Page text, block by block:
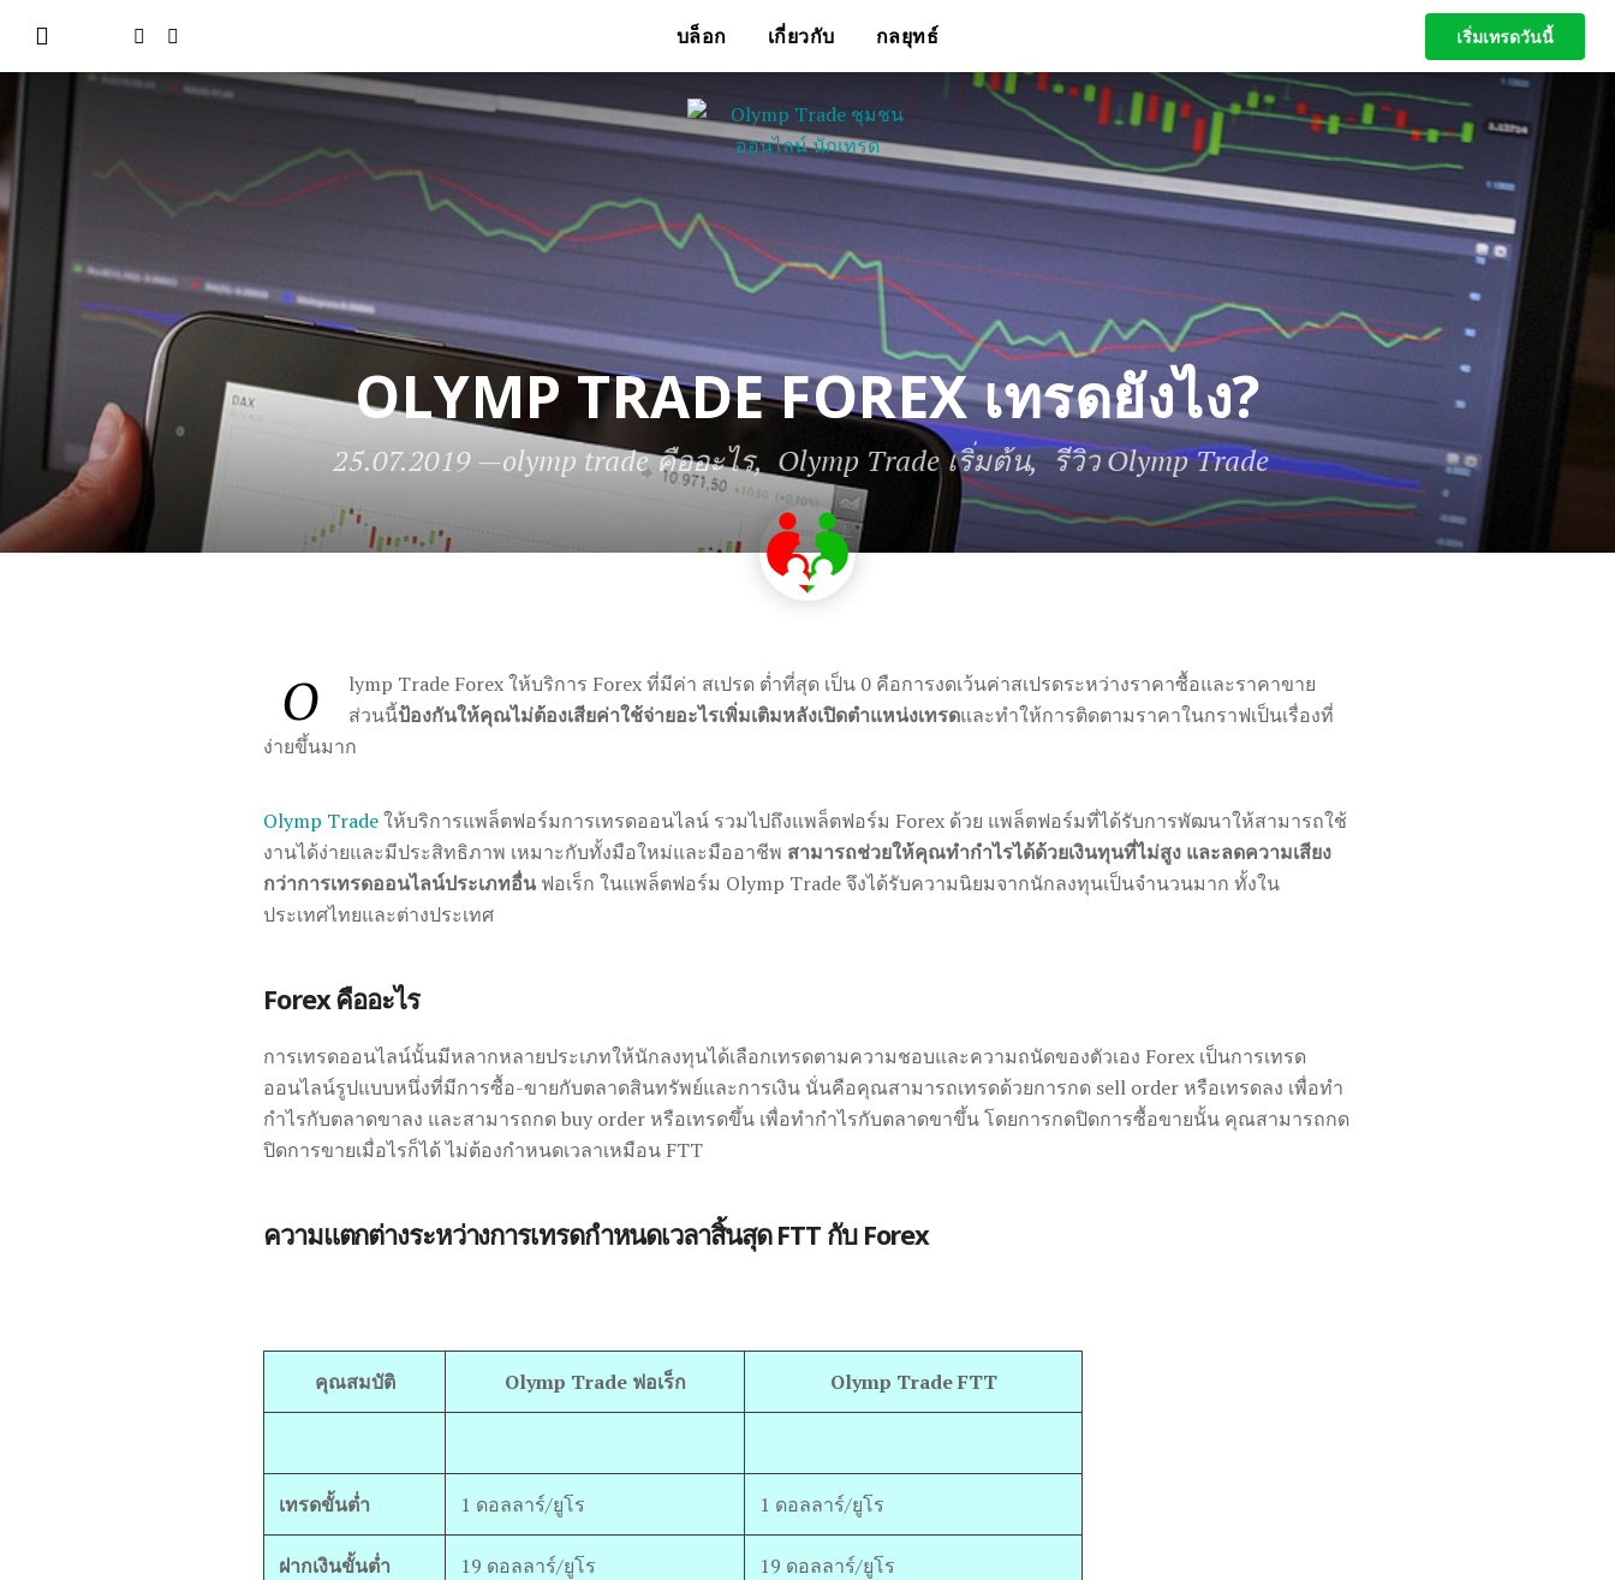
เริ่มเทรดวันนี้
บล็อก เกี่ยวกับ กลยุทธ์
OLYMP TRADE FOREX เทรดยังไง?
25.07.2019—olymp trade คืออะไร Olymp Trade เริ่มต้น รีวิว Olymp Trade
O
lymp Trade Forex ให้บริการ Forex ที่มีค่า สเปรด ต่ำที่สุด เป็น 0 คือการงดเว้นค่าสเปรดระหว่างราคาซื้อและราคาขาย
ส่วนนี้ป้องกันให้คุณไม่ต้องเสียค่าใช้จ่ายอะไรเพิ่มเติมหลังเปิดตำแหน่งเทรดและทำให้การติดตามราคาในกราฟเป็นเรื่องที่
ง่ายขึ้นมาก
Olymp Tradeให้บริการแพล็ตฟอร์มการเทรดออนไลน์ รวมไปถึงแพล็ตฟอร์ม Forex ด้วย แพล็ตฟอร์มที่ได้รับการพัฒนาให้สามารถใช้
งานได้ง่ายและมีประสิทธิภาพ เหมาะกับทั้งมือใหม่และมืออาชีพ สามารถช่วยให้คุณทำกำไรได้ด้วยเงินทุนที่ไม่สูง และลดความเสียง
กว่าการเทรดออนไลน์ประเภทอื่นฟอเร็ก ในแพล็ตฟอร์ม Olymp Trade จึงได้รับความนิยมจากนักลงทุนเป็นจำนวนมาก ทั้งใน
ประเทศไทยและต่างประเทศ
Forex คืออะไร
การเทรดออนไลน์นั้นมีหลากหลายประเภทให้นักลงทุนได้เลือกเทรดตามความชอบและความถนัดของตัวเอง Forex เป็นการเทรด
ออนไลน์รูปแบบหนึ่งที่มีการซื้อ-ขายกับตลาดสินทรัพย์และการเงิน นั่นคือคุณสามารถเทรดด้วยการกด sell order หรือเทรดลง เพื่อทำ
กำไรกับตลาดขาลง และสามารถกด buy order หรือเทรดขึ้น เพื่อทำกำไรกับตลาดขาขึ้น โดยการกดปิดการซื้อขายนั้น คุณสามารถกด
ปิดการขายเมื่อไรก็ได้ ไม่ต้องกำหนดเวลาเหมือน FTT
ความแตกต่างระหว่างการเทรดกำหนดเวลาสิ้นสุด FTT กับ Forex
คุณสมบัติ Olymp Trade ฟอเร็ก Olymp Trade FTT
เทรดขั้นต่ำ 1 ดอลลาร์/ยูโร 1 ดอลลาร์/ยูโร
ฝากเงินขั้นต่ำ 19 ดอลลาร์/ยูโร 19 ดอลลาร์/ยูโร
เริ่มเทรดวันนี้